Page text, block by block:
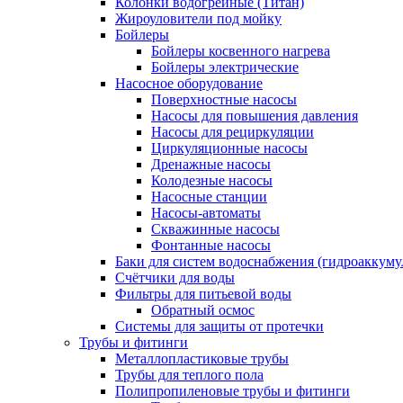
Жироуловители под мойку
Бойлеры
Бойлеры косвенного нагрева
Бойлеры электрические
Насосное оборудование
Поверхностные насосы
Насосы для повышения давления
Насосы для рециркуляции
Циркуляционные насосы
Дренажные насосы
Колодезные насосы
Насосные станции
Насосы-автоматы
Скважинные насосы
Фонтанные насосы
Баки для систем водоснабжения
Счётчики для воды
Фильтры для питьевой воды
Обратный осмос
Системы для защиты от протечки
Трубы и фитинги
Металлопластиковые трубы
Трубы для теплого пола
Полипропиленовые трубы и фитинги